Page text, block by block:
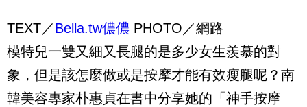
TEXT／Bella.tw儂儂 PHOTO／網路
模特兒一雙又細又長腿的是多少女生羨慕的對
象，但是該怎麼做或是按摩才能有效瘦腿呢？南
韓美容專家朴惠貞在書中分享她的「神手按摩